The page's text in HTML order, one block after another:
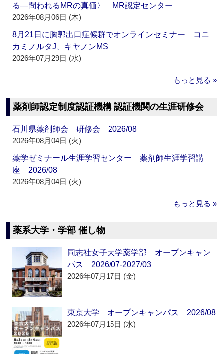
る―問われるMRの真価〉 MR認定センター
2026年08月06日 (木)
8月21日に胸郭出口症候群でオンラインセミナー コニ
カミノルタJ、キヤノンMS
2026年07月29日 (水)
もっと見る »
薬剤師認定制度認証機構 認証機関の生涯研修会
石川県薬剤師会 研修会 2026/08
2026年08月04日 (火)
薬学ゼミナール生涯学習センター 薬剤師生涯学習講
座 2026/08
2026年08月04日 (火)
もっと見る »
薬系大学・学部 催し物
同志社女子大学薬学部 オープンキャン
パス 2026/07-2027/03
2026年07月17日 (金)
東京大学 オープンキャンパス 2026/08
2026年07月15日 (水)